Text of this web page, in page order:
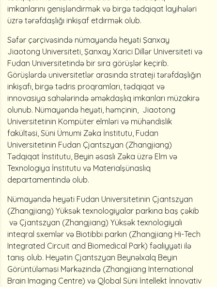
imkanlarını genişləndirmək və birgə tədqiqat layihələri
üzrə tərəfdaşlığı inkişaf etdirmək olub.
Səfər çərçivəsində nümayəndə heyəti Şanxay
Jiaotong Universiteti, Şanxay Xarici Dillər Universiteti və
Fudan Universitetində bir sıra görüşlər keçirib.
Görüşlərdə universitetlər arasında strateji tərəfdaşlığın
inkişafı, birgə tədris proqramları, tədqiqat və
innovasiya sahələrində əməkdaşlıq imkanları müzakirə
olunub. Nümayəndə heyəti, həmçinin, Jiaotong
Universitetinin Kompüter elmləri və mühəndislik
fakültəsi, Süni Ümumi Zəka İnstitutu, Fudan
Universitetinin Fudan Çjantszyan (Zhangjiang)
Tədqiqat İnstitutu, Beyin əsaslı Zəka üzrə Elm və
Texnologiya İnstitutu və Materialşünaslıq
departamentində olub.
Nümayəndə heyəti Fudan Universitetinin Çjantszyan
(Zhangjiang) Yüksək texnologiyalar parkına baş çəkib
və Çjantszyan (Zhangjiang) Yüksək texnologiyalı
inteqral sxemlər və Biotibbi parkın (Zhangjiang Hi-Tech
Integrated Circuit and Biomedical Park) fəaliyyəti ilə
tanış olub. Heyətin Çjantszyan Beynəlxalq Beyin
Görüntüləməsi Mərkəzində (Zhangjiang International
Brain Imaging Centre) və Qlobal Süni İntellekt İnnovativ